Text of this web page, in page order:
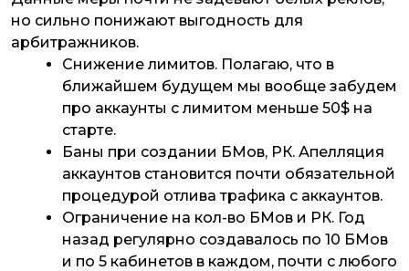
но сильно понижают выгодность для
арбитражников.
Снижение лимитов. Полагаю, что в
ближайшем будущем мы вообще забудем
про аккаунты с лимитом меньше 50$ на
старте.
Баны при создании БМов, РК. Апелляция
аккаунтов становится почти обязательной
процедурой отлива трафика с аккаунтов.
Ограничение на кол-во БМов и РК. Год
назад регулярно создавалось по 10 БМов
и по 5 кабинетов в каждом, почти с любого